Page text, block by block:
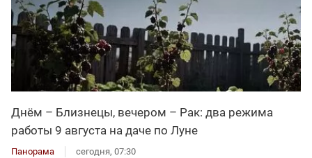
Днём – Близнецы, вечером – Рак: два режима
работы 9 августа на даче по Луне
Панорама сегодня, 07:30